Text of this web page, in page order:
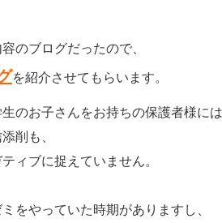
のブログだったので、
を紹介させてもらいます。
のお子さんをお持ちの保護者様に
削も、
ィブに捉えていません。
をやっていた時期がありますし、